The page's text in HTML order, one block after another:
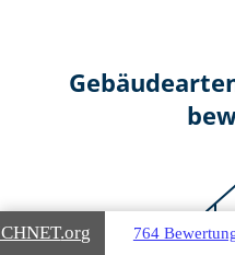
.org 764